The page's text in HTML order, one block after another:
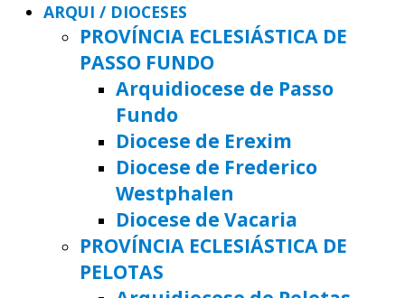
ARQUI / DIOCESES
PROVÍNCIA ECLESIÁSTICA DE
PASSO FUNDO
Arquidiocese de Passo
Fundo
Diocese de Erexim
Diocese de Frederico
Westphalen
Diocese de Vacaria
PROVÍNCIA ECLESIÁSTICA DE
PELOTAS